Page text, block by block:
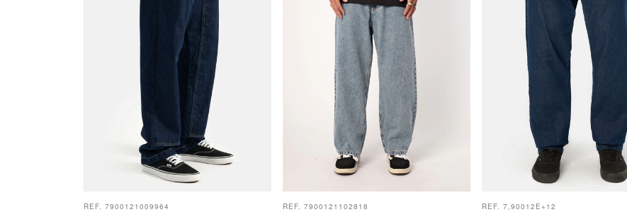
REF. 7900121009964 REF. 7900121102818 REF. 7,90012E+12